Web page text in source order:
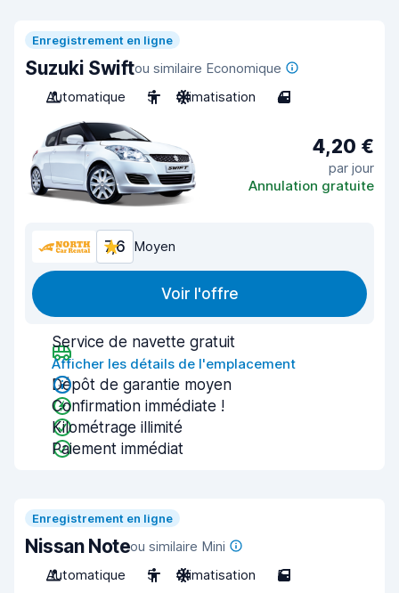
Enregistrement en ligne
Suzuki Swiftou similaire Economique
Automatique
5 Climatisation 4
4,20 €
par jour
Annulation gratuite
7,6 Moyen
Voir l'offre
Service de navette gratuit
Afficher les détails de l'emplacement
Dépôt de garantie moyen
Confirmation immédiate !
Kilométrage illimité
Paiement immédiat
Enregistrement en ligne
Nissan Noteou similaire Mini
Automatique
5 Climatisation 5